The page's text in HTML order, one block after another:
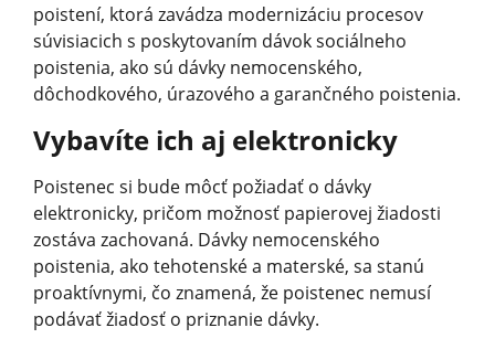
poistení, ktorá zavádza modernizáciu procesov
súvisiacich s poskytovaním dávok sociálneho
poistenia, ako sú dávky nemocenského,
dôchodkového, úrazového a garančného poistenia.
Vybavíte ich aj elektronicky
Poistenec si bude môcť požiadať o dávky
elektronicky, pričom možnosť papierovej žiadosti
zostáva zachovaná. Dávky nemocenského
poistenia, ako tehotenské a materské, sa stanú
proaktívnymi, čo znamená, že poistenec nemusí
podávať žiadosť o priznanie dávky.